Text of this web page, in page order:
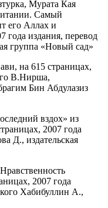
Мурата Кая
Самый
его Аллах и
года издания, перевод
группа «Новый сад»
на 615 страницах,
В.Нирша,
Бин Абдулазиз
вздох» из
2007 года
Д., издательская
2007 года
Хабибуллин А.,